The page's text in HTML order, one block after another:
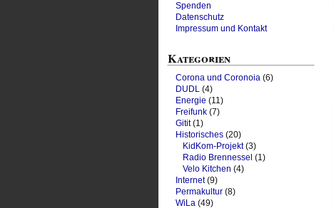
Spenden
Datenschutz
Impressum und Kontakt
Kategorien
Corona und Coronoia (6)
DUDL
(4)
Energie (11)
Freifunk(7)
Gitit(1)
Historisches(20)
KidKom-Projekt(3)
Radio Brennessel (1)
Velo Kitchen (4)
Internet(9)
Permakultur(8)
WiLa (49)